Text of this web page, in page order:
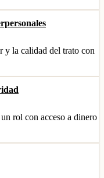
y la calidad del trato con
rol con acceso a dinero